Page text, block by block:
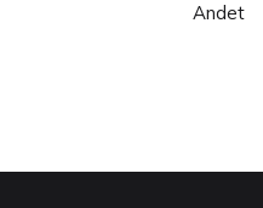
Andet